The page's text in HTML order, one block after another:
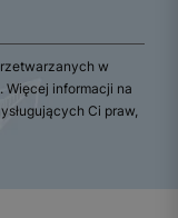
w
Więcej informacji na
Ci praw,